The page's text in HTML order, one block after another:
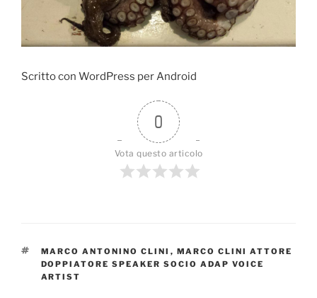
Scritto con WordPress per Android
0
Vota questo articolo
TAG
MARCO ANTONINO CLINI , MARCO CLINI ATTORE
DOPPIATORE SPEAKER SOCIO ADAP VOICE
ARTIST